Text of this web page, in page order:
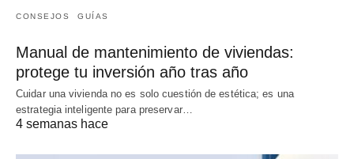
CONSEJOS GUÍAS
Manual de mantenimiento de viviendas:
protege tu inversión año tras año
Cuidar una vivienda no es solo cuestión de estética; es una
estrategia inteligente para preservar…
4 semanas hace